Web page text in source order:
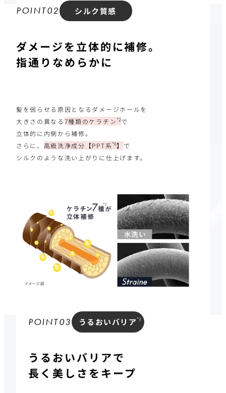
POINT02 シルク質感
ダメージを立体的に補修。
指通りなめらかに
髪を弱らせる原因となるダメージホールを
大きさの異なる 7種類のケラチン *2で
立体的に内側から補修。
さらに、 高級洗浄成分【PPT系*6】 で
シルクのような洗い上がりに仕上げます。
POINT03 うるおいバリア *3
うるおいバリアで
長く美しさをキープ